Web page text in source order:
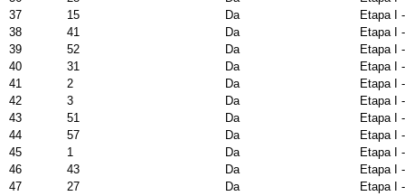
37
15 Da
Etapa I
38
41 Da
Etapa I
39
52 Da
Etapa I
40
31 Da
Etapa I
41
2 Da
Etapa I
42
3 Da
Etapa I
43
51 Da
Etapa I
44
57 Da
Etapa I
45
1 Da
Etapa I
46
43 Da
Etapa I
47
27 Da
Etapa I